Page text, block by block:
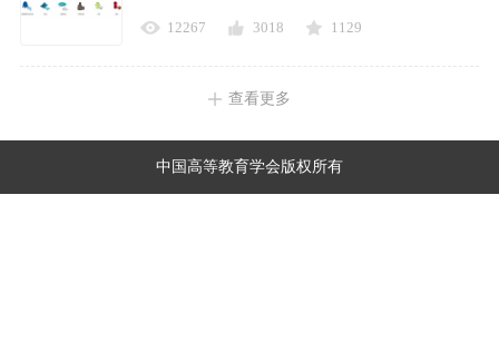
12267 3018 1129
查看更多
中国高等教育学会版权所有